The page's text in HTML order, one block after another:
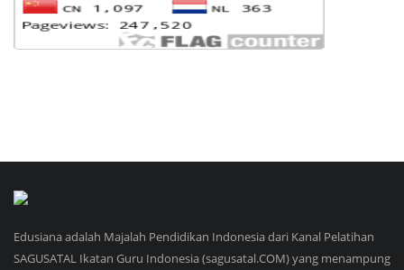
Edusiana adalah Majalah Pendidikan Indonesia dari Kanal Pelatihan
SAGUSATAL Ikatan Guru Indonesia (sagusatal.COM) yang menampung